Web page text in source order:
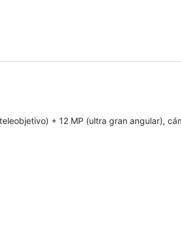
+ 12 MP (ultra gran angular),